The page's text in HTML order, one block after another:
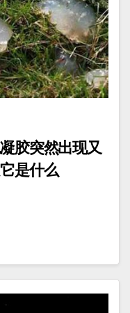
胶突然出现又
是什么